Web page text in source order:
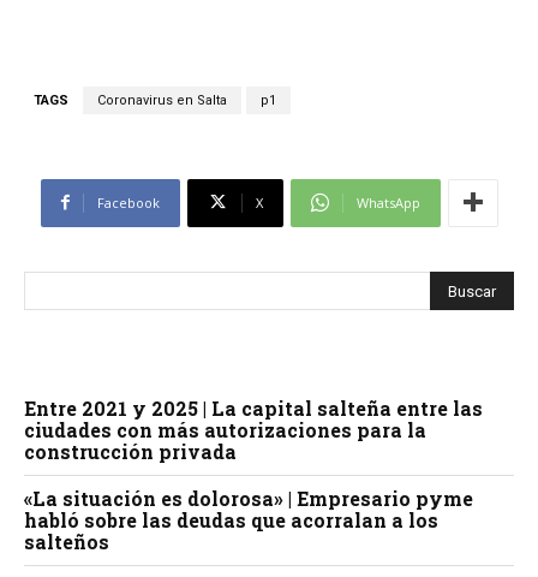
TAGS Coronavirus en Salta p1
Facebook X WhatsApp
Entre 2021 y 2025 | La capital salteña entre las
ciudades con más autorizaciones para la
construcción privada
«La situación es dolorosa» | Empresario pyme
habló sobre las deudas que acorralan a los
salteños